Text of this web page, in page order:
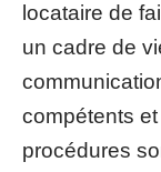
locataire de
un cadre de
compétents
procédures